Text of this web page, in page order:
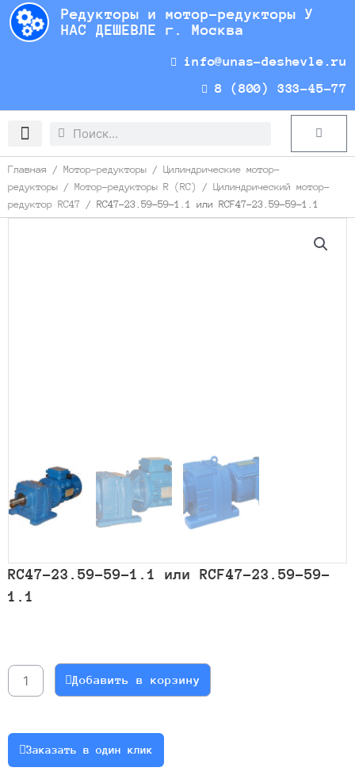
Перейти
содержимому
Редукторы и мотор-редукторы У
НАС ДЕШЕВЛЕ г. Москва
info@unas-deshevle.ru
8 (800) 333-45-77
Search
Search Cart
Главная / Мотор-редукторы / Цилиндрические мотор-
редукторы / Мотор-редукторы R (RC) / Цилиндрический мотор-
редуктор RC47 / RC47-23.59-59-1.1 или RCF47-23.59-59-1.1
RC47-23.59-59-1.1 или RCF47-23.59-59-
1.1
RC47-
23.59-
или
RCF47-
Добавить в корзину
Заказать в один клик